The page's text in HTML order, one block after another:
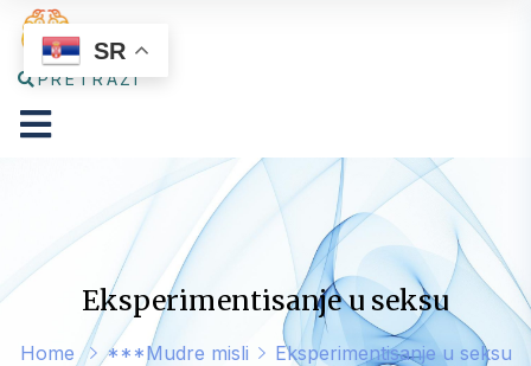
PRETRAŽI
Eksperimentisanje u seksu
Home ***Mudre misli Eksperimentisanje u seksu
SR